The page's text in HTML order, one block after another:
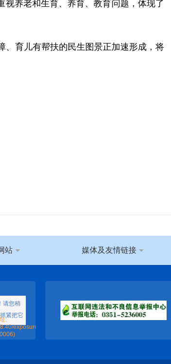
视养老和生育、养育、教育问题，体现了
、育儿有帮扶的民生图景正加速形成，将
站 媒体及友情链接